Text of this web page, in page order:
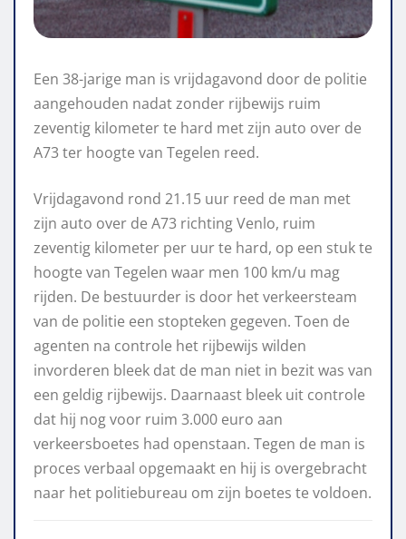
Een 38-jarige man is vrijdagavond door de politie
aangehouden nadat zonder rijbewijs ruim
zeventig kilometer te hard met zijn auto over de
A73 ter hoogte van Tegelen reed.
Vrijdagavond rond 21.15 uur reed de man met
zijn auto over de A73 richting Venlo, ruim
zeventig kilometer per uur te hard, op een stuk te
hoogte van Tegelen waar men 100 km/u mag
rijden. De bestuurder is door het verkeersteam
van de politie een stopteken gegeven. Toen de
agenten na controle het rijbewijs wilden
invorderen bleek dat de man niet in bezit was van
een geldig rijbewijs. Daarnaast bleek uit controle
dat hij nog voor ruim 3.000 euro aan
verkeersboetes had openstaan. Tegen de man is
proces verbaal opgemaakt en hij is overgebracht
naar het politiebureau om zijn boetes te voldoen.